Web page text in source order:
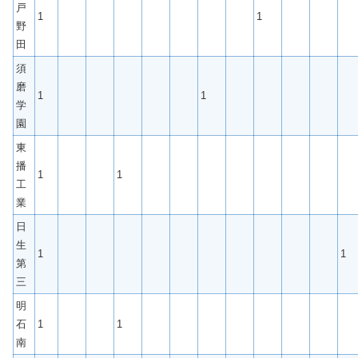
戸
野
田
1 1
須
磨
学
園
1 1
東
播
工
業
1 1
日
生
第
三
1 1
明
石
南
1 1